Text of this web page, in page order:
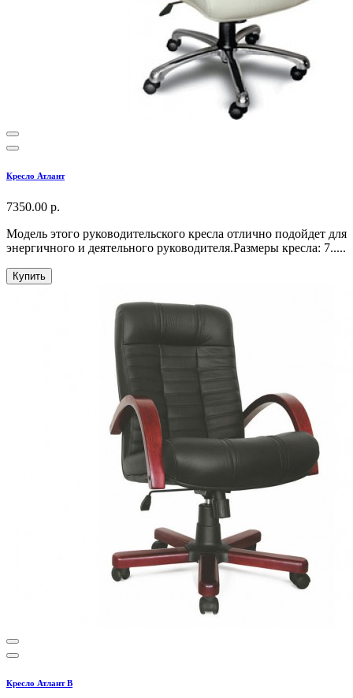
Кресло Атлант
7350.00 р.
Модель этого руководительского кресла отлично подойдет для
энергичного и деятельного руководителя.Размеры кресла: 7.....
Купить
Кресло Атлант В